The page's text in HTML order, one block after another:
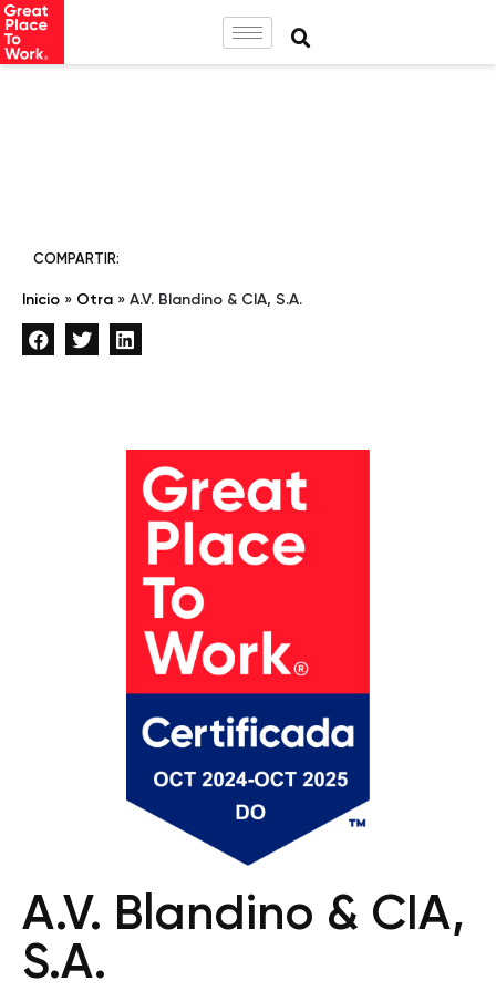
COMPARTIR:
Inicio » Otra » A.V. Blandino & CIA, S.A.
A.V. Blandino & CIA,
S.A.